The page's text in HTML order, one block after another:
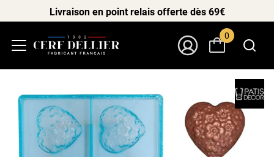
Livraison en point relais offerte dès 69€
0